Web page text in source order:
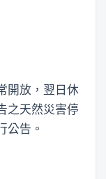
開放，翌日休
之天然災害停
公告。